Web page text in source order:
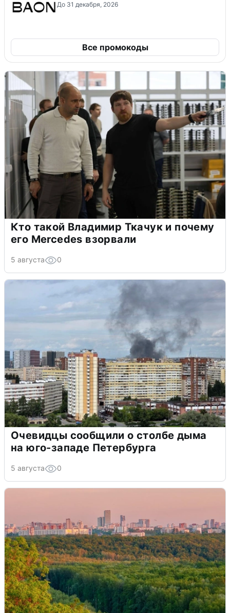
До 31 декабря, 2026
Все промокоды
Кто такой Владимир Ткачук и почему
его Mercedes взорвали
5 августа 0
Очевидцы сообщили о столбе дыма
на юго-западе Петербурга
5 августа 0